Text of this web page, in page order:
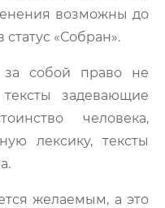
возможны до
«Собран».
за собой право не
задевающие
человека,
лексику, тексты
желаемым, а это